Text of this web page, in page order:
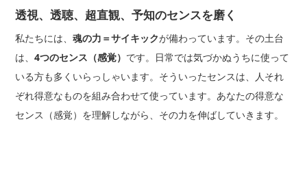
透視、透聴、超直観、予知のセンスを磨く
私たちには、 魂の力＝サイキックが備わっています。その土台
は、 4つのセンス（感覚） です。日常では気づかぬうちに使って
いる方も多くいらっしゃいます。そういったセンスは、人それ
ぞれ得意なものを組み合わせて使っています。あなたの得意な
センス（感覚）を理解しながら、その力を伸ばしていきます。